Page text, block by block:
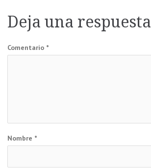
entradas
Deja una respuesta
Comentario *
Nombre *